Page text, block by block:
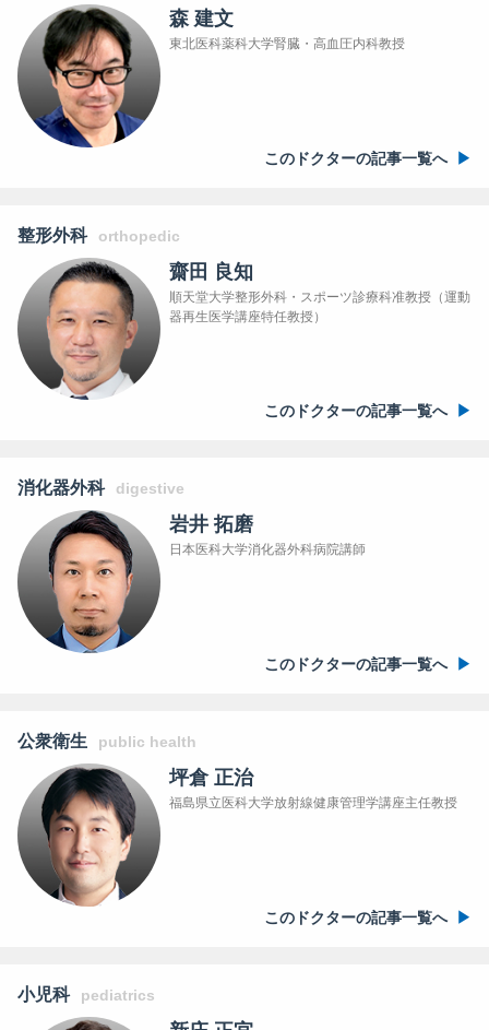
森 建文
東北医科薬科大学腎臓・高血圧内科教授
このドクターの記事一覧へ
整形外科 orthopedic
齋田 良知
順天堂大学整形外科・スポーツ診療科准教授（運動
器再生医学講座特任教授）
このドクターの記事一覧へ
消化器外科 digestive
岩井 拓磨
日本医科大学消化器外科病院講師
このドクターの記事一覧へ
公衆衛生 public health
坪倉 正治
福島県立医科大学放射線健康管理学講座主任教授
このドクターの記事一覧へ
小児科 pediatrics